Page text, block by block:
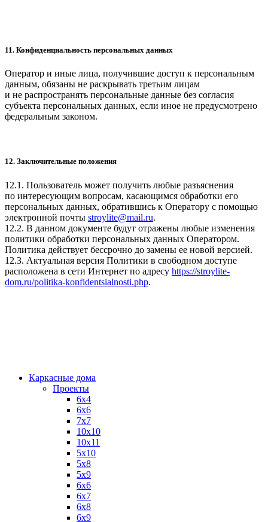
11. Конфиденциальность персональных данных
Оператор и иные лица, получившие доступ к персональным
данным, обязаны не раскрывать третьим лицам
и не распространять персональные данные без согласия
субъекта персональных данных, если иное не предусмотрено
федеральным законом.
12. Заключительные положения
12.1. Пользователь может получить любые разъяснения
по интересующим вопросам, касающимся обработки его
персональных данных, обратившись к Оператору с помощью
электронной почты stroylite@mail.ru.
12.2. В данном документе будут отражены любые изменения
политики обработки персональных данных Оператором.
Политика действует бессрочно до замены ее новой версией.
12.3. Актуальная версия Политики в свободном доступе
расположена в сети Интернет по адресу https://stroylite-
dom.ru/politika-konfidentsialnosti.php.
Каркасные дома
Проекты
6х4
6х6
7х7
10х10
10х11
5х10
5х8
5х9
6x6
6x7
6x8
6x9